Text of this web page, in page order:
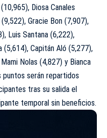
Diosa Canales
Gracie Bon (7,907),
Luis Santana (6,222),
(5,614), Capitán Aló (5,277),
Nolas (4,827) y Bianca
puntos serán repartidos
tras su salida el
temporal sin beneficios.